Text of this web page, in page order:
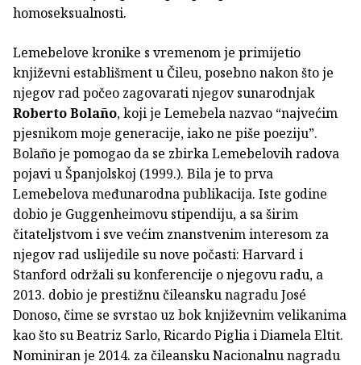
homoseksualnosti.
Lemebelove kronike s vremenom je primijetio
književni establišment u Čileu, posebno nakon što je
njegov rad počeo zagovarati njegov sunarodnjak
Roberto Bolaño, koji je Lemebela nazvao “najvećim
pjesnikom moje generacije, iako ne piše poeziju”.
Bolaño je pomogao da se zbirka Lemebelovih radova
pojavi u Španjolskoj (1999.). Bila je to prva
Lemebelova međunarodna publikacija. Iste godine
dobio je Guggenheimovu stipendiju, a sa širim
čitateljstvom i sve većim znanstvenim interesom za
njegov rad uslijedile su nove počasti: Harvard i
Stanford održali su konferencije o njegovu radu, a
2013. dobio je prestižnu čileansku nagradu José
Donoso, čime se svrstao uz bok književnim velikanima
kao što su Beatriz Sarlo, Ricardo Piglia i Diamela Eltit.
Nominiran je 2014. za čileansku Nacionalnu nagradu